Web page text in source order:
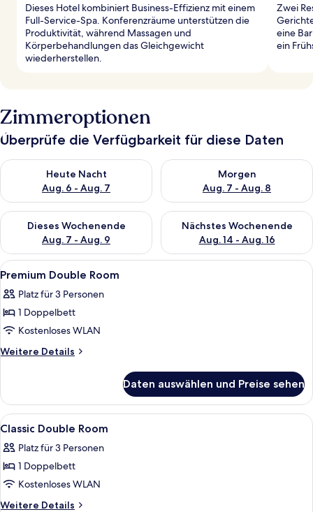
Dieses Hotel kombiniert Business-Effizienz mit einem
Full-Service-Spa. Konferenzräume unterstützen die
Produktivität, während Massagen und
Körperbehandlungen das Gleichgewicht
wiederherstellen.
Zwei
eine
ein
Zimmeroptionen
Überprüfe die Verfügbarkeit für diese Daten
Heute Nacht
Aug. 6 - Aug. 7
Überprüfe die Verfügbarkeit für heute Nacht, Aug. 6 - Aug. 7.
Morgen
Aug. 7 - Aug. 8
Überprüfe die Verfügbarkeit
Dieses Wochenende
Aug. 7 - Aug. 9
Überprüfe die Verfügbarkeit für dieses Wochenende, Aug. 7
Nächstes Wochenende
Aug. 14 - Aug. 16
Überprüfe die Verfügbarkeit
Alle
Fotos
für
Premium
Double
Room
Ein modernes Hotelzimmer mit
10
Premium Double Room
Platz für 3 Personen
1 Doppelbett
Kostenloses WLAN
Weitere Details
Weitere
Double
Room
Daten auswählen und Preise sehen
Alle
Fotos
für
Classic
Double
Room
Ein Hotelzimmer mit zwei Betten,
5
Classic Double Room
Platz für 3 Personen
1 Doppelbett
Kostenloses WLAN
Weitere Details
Weitere